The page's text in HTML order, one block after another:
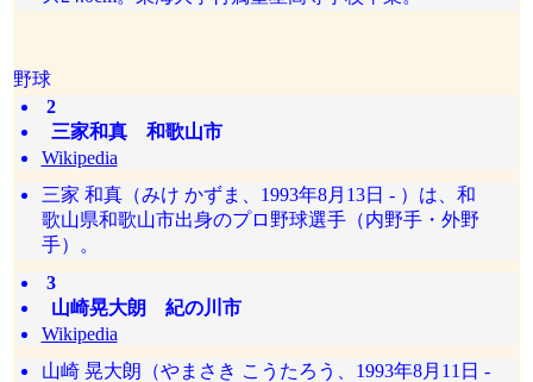
野球
2
三家和真 和歌山市
Wikipedia
三家 和真（みけ かずま、1993年8月13日 - ）は、和
歌山県和歌山市出身のプロ野球選手（内野手・外野
手）。
3
山崎晃大朗 紀の川市
Wikipedia
山崎 晃大朗（やまさき こうたろう、1993年8月11日 -